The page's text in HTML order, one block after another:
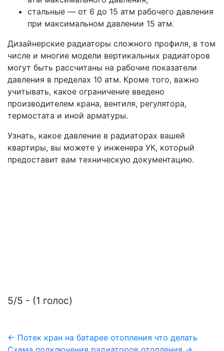
стальные — от 6 до 15 атм рабочего давления
при максимальном давлении 15 атм.
Дизайнерские радиаторы сложного профиля, в том
числе и многие модели вертикальных радиаторов
могут быть рассчитаны на рабочие показатели
давления в пределах 10 атм. Кроме того, важно
учитывать, какое ограничение введено
производителем крана, вентиля, регулятора,
термостата и иной арматуры.
Узнать, какое давление в радиаторах вашей
квартиры, вы можете у инженера УК, который
предоставит вам техническую документацию.
5/5 - (1 голос)
Навигация
← Потек кран на батарее отопления что делать